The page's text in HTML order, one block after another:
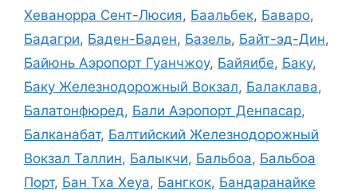
Хеванорра Сент-Люсия, Баальбек, Баваро,
Бадагри, Баден-Баден, Базель, Байт-эд-Дин,
Байюнь Аэропорт Гуанчжоу, Байяибе, Баку,
Баку Железнодорожный Вокзал, Балаклава,
Балатонфюред, Бали Аэропорт Денпасар,
Балканабат, Балтийский Железнодорожный
Вокзал Таллин, Балыкчи, Бальбоа, Бальбоа
Порт, Бан Тха Хеуа, Бангкок, Бандаранайке